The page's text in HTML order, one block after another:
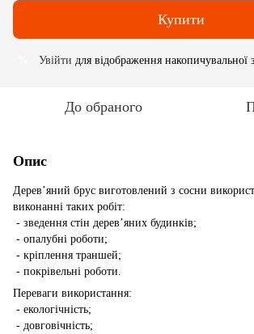
Купити
Увійти для відображення накопичувальної
До обраного
Опис
Дерев’яний брус виготовлений з сосни
виконанні таких робіт:
- зведення стін дерев’яних будинків;
- опалубні роботи;
- кріплення траншей;
- покрівельні роботи.
Переваги використання:
- екологічність;
- довговічність;